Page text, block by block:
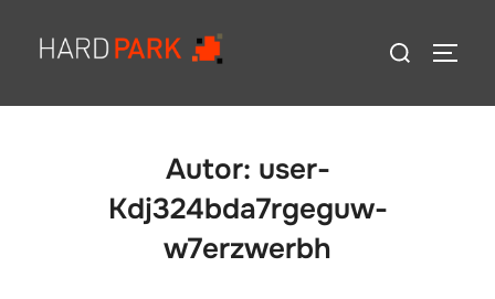
Inhalt
Suchen
Autor: user-
Kdj324bda7rgeguw-
w7erzwerbh